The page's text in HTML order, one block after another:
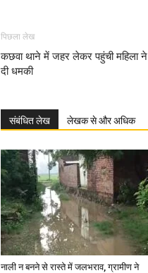
पिछला लेख
कछवा थाने में जहर लेकर पहुंची महिला
दी धमकी
संबंधित लेख लेखक से और अधिक
नाली न बनने से रास्ते में जलभराव, ग्रामीण ने